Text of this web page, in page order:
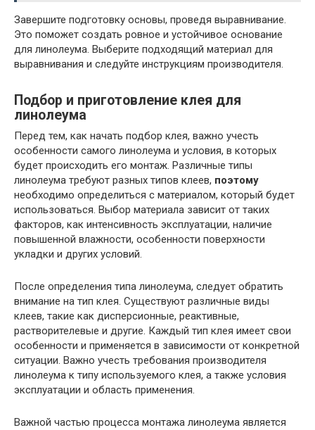
Завершите подготовку основы, проведя выравнивание.
Это поможет создать ровное и устойчивое основание
для линолеума. Выберите подходящий материал для
выравнивания и следуйте инструкциям производителя.
Подбор и приготовление клея для
линолеума
Перед тем, как начать подбор клея, важно учесть
особенности самого линолеума и условия, в которых
будет происходить его монтаж. Различные типы
линолеума требуют разных типов клеев, поэтому
необходимо определиться с материалом, который будет
использоваться. Выбор материала зависит от таких
факторов, как интенсивность эксплуатации, наличие
повышенной влажности, особенности поверхности
укладки и других условий.
После определения типа линолеума, следует обратить
внимание на тип клея. Существуют различные виды
клеев, такие как дисперсионные, реактивные,
растворителевые и другие. Каждый тип клея имеет свои
особенности и применяется в зависимости от конкретной
ситуации. Важно учесть требования производителя
линолеума к типу используемого клея, а также условия
эксплуатации и область применения.
Важной частью процесса монтажа линолеума является